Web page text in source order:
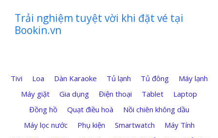
Trải nghiệm tuyệt vời khi đặt vé tại
Bookin.vn
Tivi Loa Dàn Karaoke Tủ lạnh Tủ đông
Máy lạnh
Máy giặt
Gia dụng Điện thoại Tablet
Laptop
Đồng hồ
Quạt điều hoà
Nồi chiên không dầu
Máy lọc nước
Phụ kiện Smartwatch
Máy Tính